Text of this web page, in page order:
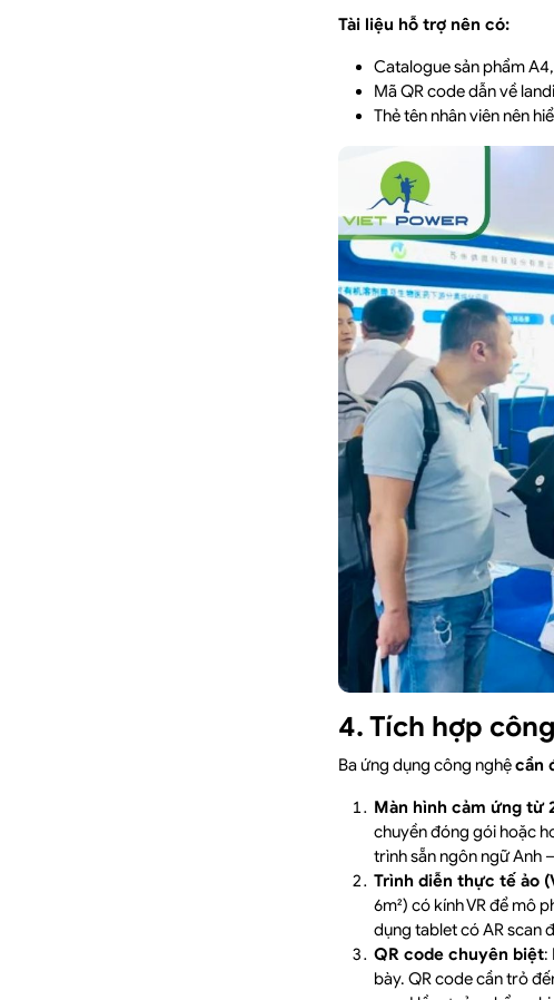
Tài liệu hỗ trợ nên có:
Catalogue sản phẩm
Mã QR code dẫn về
Thẻ tên nhân viên nên
4. Tích hợp
Ba ứng dụng công nghệcần
Màn hình cảm ứng từ
chuyền đóng gói hoặc
trình sẵn ngôn ngữ Anh
Trình diễn thực tế ảo
6m²) có kính VR để mô
dụng tablet có AR scan
QR code chuyên biệt:
bày. QR code cần trỏ